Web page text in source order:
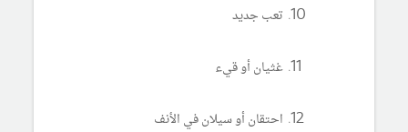
تعب جديد
غثيان أو قيء
احتقان أو سيلان في الأنف